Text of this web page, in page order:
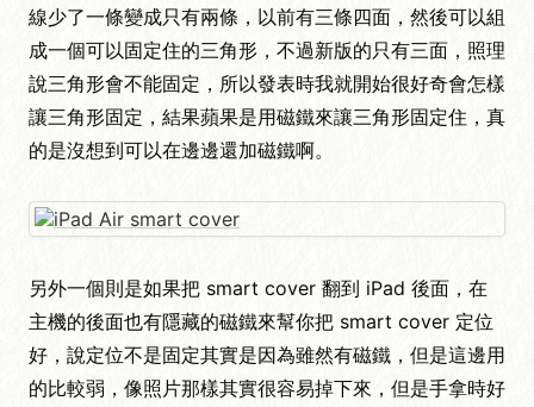
線少了一條變成只有兩條，以前有三條四面，然後可以組
成一個可以固定住的三角形，不過新版的只有三面，照理
說三角形會不能固定，所以發表時我就開始很好奇會怎樣
讓三角形固定，結果蘋果是用磁鐵來讓三角形固定住，真
的是沒想到可以在邊邊還加磁鐵啊。
另外一個則是如果把 smart cover 翻到 iPad 後面，在
主機的後面也有隱藏的磁鐵來幫你把 smart cover 定位
好，說定位不是固定其實是因為雖然有磁鐵，但是這邊用
的比較弱，像照片那樣其實很容易掉下來，但是手拿時好